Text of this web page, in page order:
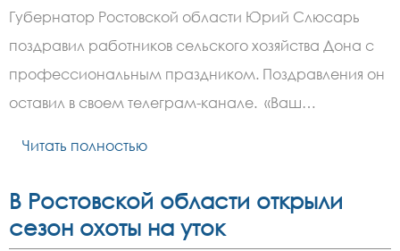
Юрий
Слюсарь
поздравил
работников
сельского
хозяйства
Дона
Губернатор Ростовской области Юрий Слюсарь
поздравил работников сельского хозяйства Дона с
профессиональным праздником. Поздравления он
оставил в своем телеграм-канале. «Ваш…
Читать полностью
В Ростовской области открыли
сезон охоты на уток